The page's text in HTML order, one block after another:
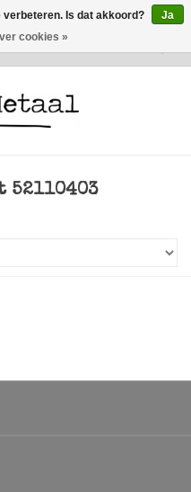
52110403
verbeteren. Is dat akkoord?
Ja
cookies »